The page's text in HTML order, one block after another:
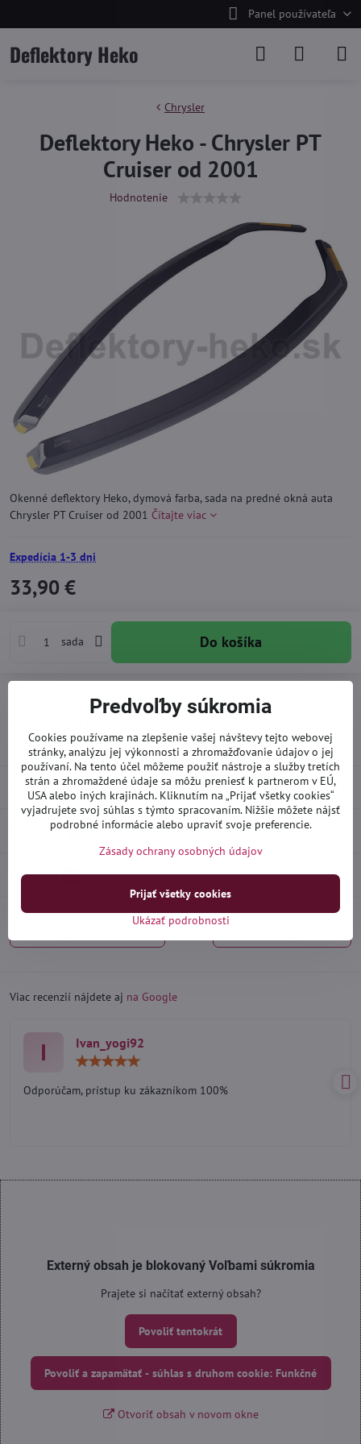
Panel používateľa
Deflektory Heko
Chrysler
Deflektory Heko - Chrysler PT
Cruiser od 2001
Hodnotenie
Okenné deflektory Heko, dymová farba, sada na predné okná auta
Chrysler PT Cruiser od 2001 Čítajte viac
Expedícia 1-3 dni
33,90 €
sada Do košíka
Výrobca:Heko
Popis
Recenzie 0
Diskusia 0
Viac recenzií nájdete aj na Google
I Ivan_yogi92
5
Odporúčam, prístup ku zákazníkom 100%
Externý obsah je blokovaný Voľbami súkromia
Prajete si načítať externý obsah?
Povoliť tentokrát
Povoliť a zapamätať - súhlas s druhom cookie: Funkčné
Otvoriť obsah v novom okne
Predvoľby súkromia
Cookies používame na zlepšenie vašej návštevy tejto webovej
stránky, analýzu jej výkonnosti a zhromažďovanie údajov o jej
používaní. Na tento účel môžeme použiť nástroje a služby tretích
strán a zhromaždené údaje sa môžu preniesť k partnerom v EÚ,
USA alebo iných krajinách. Kliknutím na „Prijať všetky cookies“
vyjadrujete svoj súhlas s týmto spracovaním. Nižšie môžete nájsť
podrobné informácie alebo upraviť svoje preferencie.
Zásady ochrany osobných údajov
Ukázať podrobnosti
Prijať všetky cookies